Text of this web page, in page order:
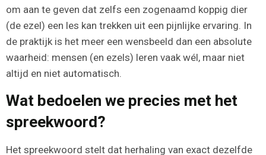
om aan te geven dat zelfs een zogenaamd koppig dier
(de ezel) een les kan trekken uit een pijnlijke ervaring. In
de praktijk is het meer een wensbeeld dan een absolute
waarheid: mensen (en ezels) leren vaak wél, maar niet
altijd en niet automatisch.
Wat bedoelen we precies met het
spreekwoord?
Het spreekwoord stelt dat herhaling van exact dezelfde